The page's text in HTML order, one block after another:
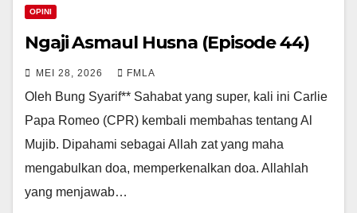
OPINI
Ngaji Asmaul Husna (Episode 44)
MEI 28, 2026 FMLA
Oleh Bung Syarif** Sahabat yang super, kali ini Carlie
Papa Romeo (CPR) kembali membahas tentang Al
Mujib. Dipahami sebagai Allah zat yang maha
mengabulkan doa, memperkenalkan doa. Allahlah
yang menjawab…